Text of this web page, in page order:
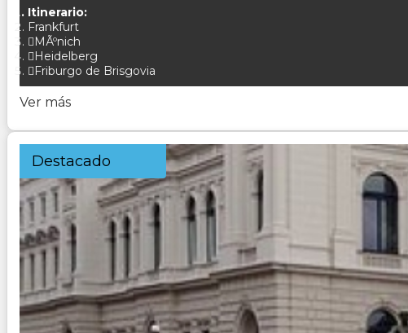
Itinerario:
Frankfurt
MÃºnich
Heidelberg
Friburgo de Brisgovia
Ver más
Destacado